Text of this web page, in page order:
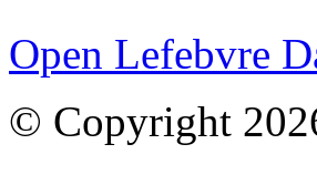
Open Lefebvre
© Copyright